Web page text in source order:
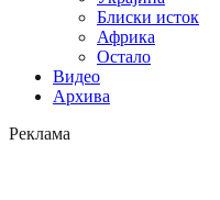
Блиски исток
Африка
Остало
Видео
Архива
Реклама